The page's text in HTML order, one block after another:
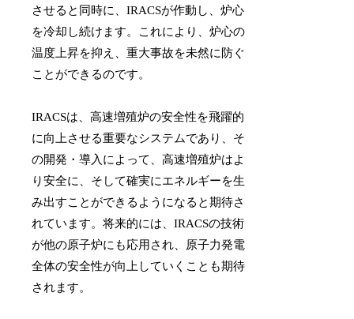
させると同時に、IRACSが作動し、炉心
を冷却し続けます。これにより、炉心の
温度上昇を抑え、重大事故を未然に防ぐ
ことができるのです。
IRACSは、高速増殖炉の安全性を飛躍的
に向上させる重要なシステムであり、そ
の開発・導入によって、高速増殖炉はよ
り安全に、そして確実にエネルギーを生
み出すことができるようになると期待さ
れています。将来的には、IRACSの技術
が他の原子炉にも応用され、原子力発電
全体の安全性が向上していくことも期待
されます。